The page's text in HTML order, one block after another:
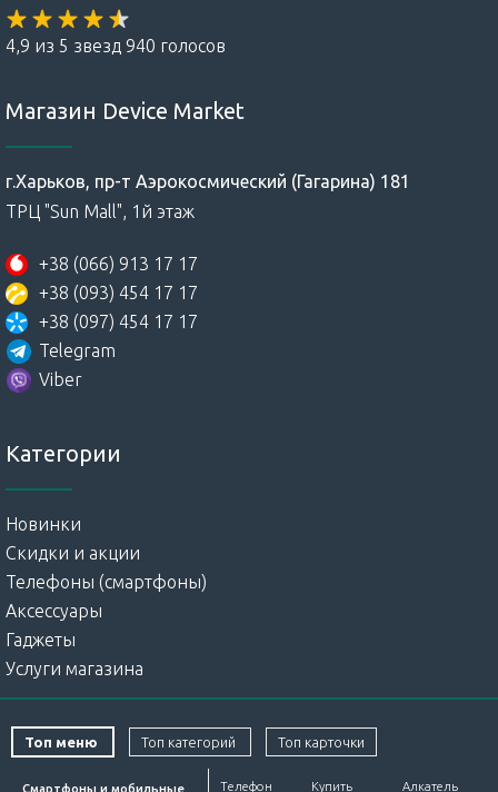
4,9 из 5 звезд 940 голосов
Магазин Device Market
г.Харьков, пр-т Аэрокосмический (Гагарина) 181
ТРЦ "Sun Mall", 1й этаж
+38 (066) 913 17 17
+38 (093) 454 17 17
+38 (097) 454 17 17
Telegram
Viber
Категории
Новинки
Скидки и акции
Телефоны (смартфоны)
Аксессуары
Гаджеты
Услуги магазина
Топ меню Топ категорий Топ карточки
Смартфоны и мобильные Телефон Купить Алкатель